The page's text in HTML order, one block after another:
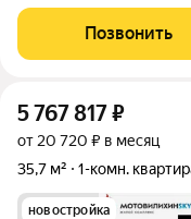
кварталами на
технологий
Позвонить
5 767 817₽
от 20 720 ₽ в месяц
35,7 м²
1-комн.
новостройка